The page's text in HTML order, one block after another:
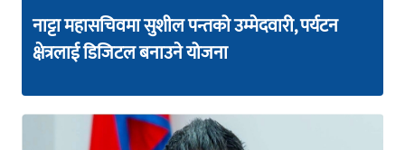
नाट्टा महासचिवमा सुशील पन्तको उम्मेदवारी, पर्यटन
क्षेत्रलाई डिजिटल बनाउने योजना